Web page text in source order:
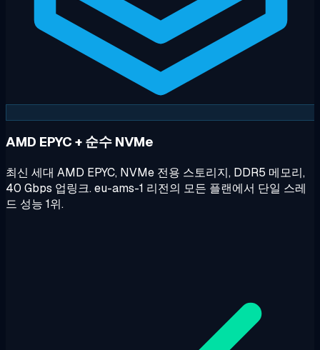
AMD EPYC + 순수 NVMe
최신 세대 AMD EPYC, NVMe 전용 스토리지, DDR5 메모리,
40 Gbps 업링크. eu-ams-1 리전의 모든 플랜에서 단일 스레
드 성능 1위.